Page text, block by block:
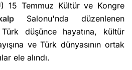
15 Temmuz Kültür ve Kongre
Salonu'nda düzenlenen
düşünce hayatına, kültür
ve Türk dünyasının ortak
ele alındı.